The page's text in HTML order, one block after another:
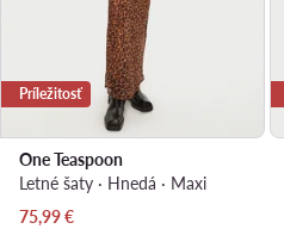
Príležitosť
One Teaspoon
Letné šaty · Hnedá · Maxi
Aktuálna cena
75,99€